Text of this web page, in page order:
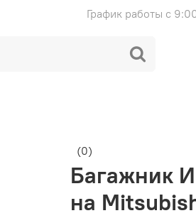
График работы с
(0)
Багажник
на